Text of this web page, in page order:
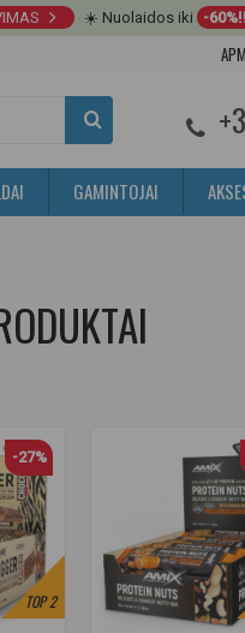
☀️ Nuolaidos iki -
GAMINTOJAI
TOP2
-27%